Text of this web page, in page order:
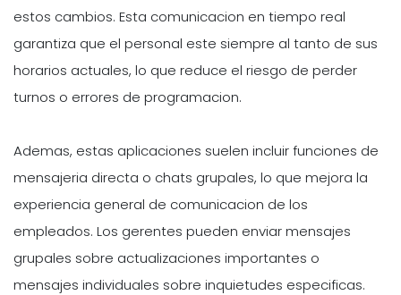
estos cambios. Esta comunicacion en tiempo real
garantiza que el personal este siempre al tanto de sus
horarios actuales, lo que reduce el riesgo de perder
turnos o errores de programacion.
Ademas, estas aplicaciones suelen incluir funciones de
mensajeria directa o chats grupales, lo que mejora la
experiencia general de comunicacion de los
empleados. Los gerentes pueden enviar mensajes
grupales sobre actualizaciones importantes o
mensajes individuales sobre inquietudes especificas.